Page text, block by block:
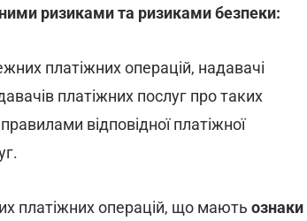
ризиками та ризиками безпеки:
платіжних операцій, надавачі
платіжних послуг про таких
відповідної платіжної
платіжних операцій, що мають ознаки